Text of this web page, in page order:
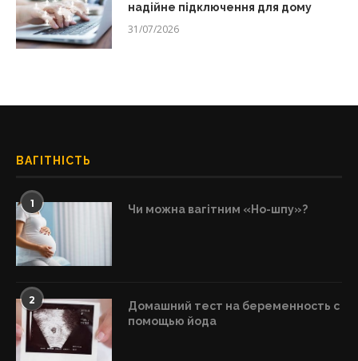
надійне підключення для дому
31/07/2026
ВАГІТНІСТЬ
1 Чи можна вагітним «Но-шпу»?
2
Домашний тест на беременность с
помощью йода